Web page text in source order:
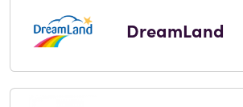
DreamLand